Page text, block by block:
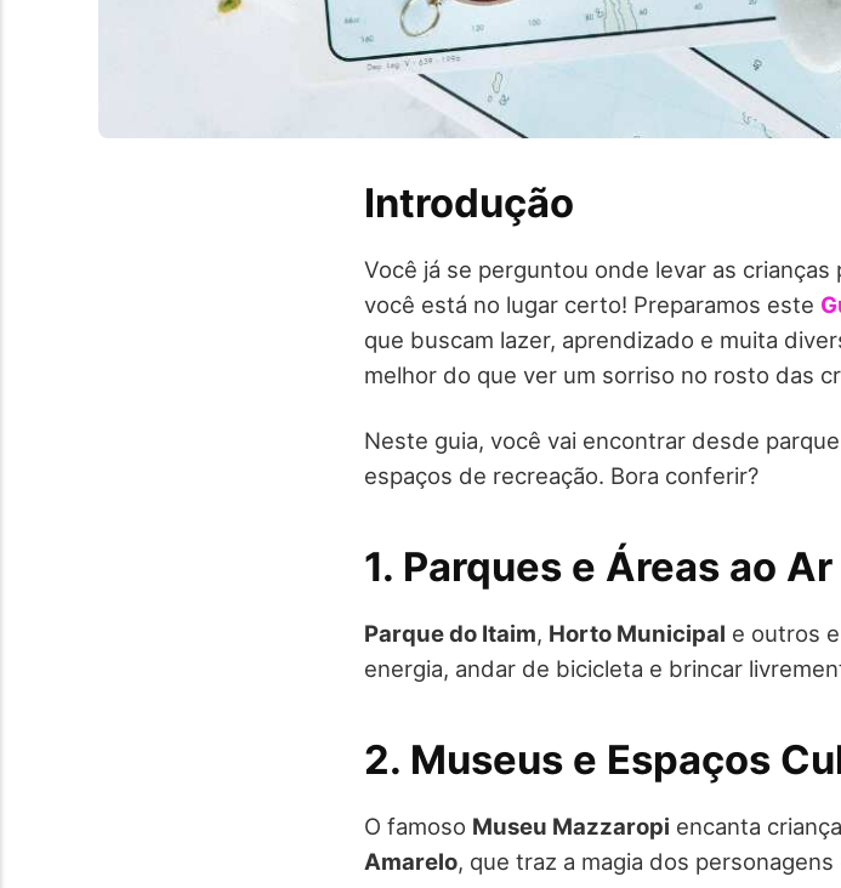
Introdução
Você já se perguntou onde levar as
você está no lugar certo! Preparamos este
que buscam lazer, aprendizado e muita
melhor do que ver um sorriso no rosto das
Neste guia, você vai encontrar desde
espaços de recreação. Bora conferir?
1. Parques e Áreas ao
Parque do Itaim, Horto Municipal e outros
energia, andar de bicicleta e brincar
2. Museus e Espaços
O famoso Museu Mazzaropi encanta
Amarelo, que traz a magia dos